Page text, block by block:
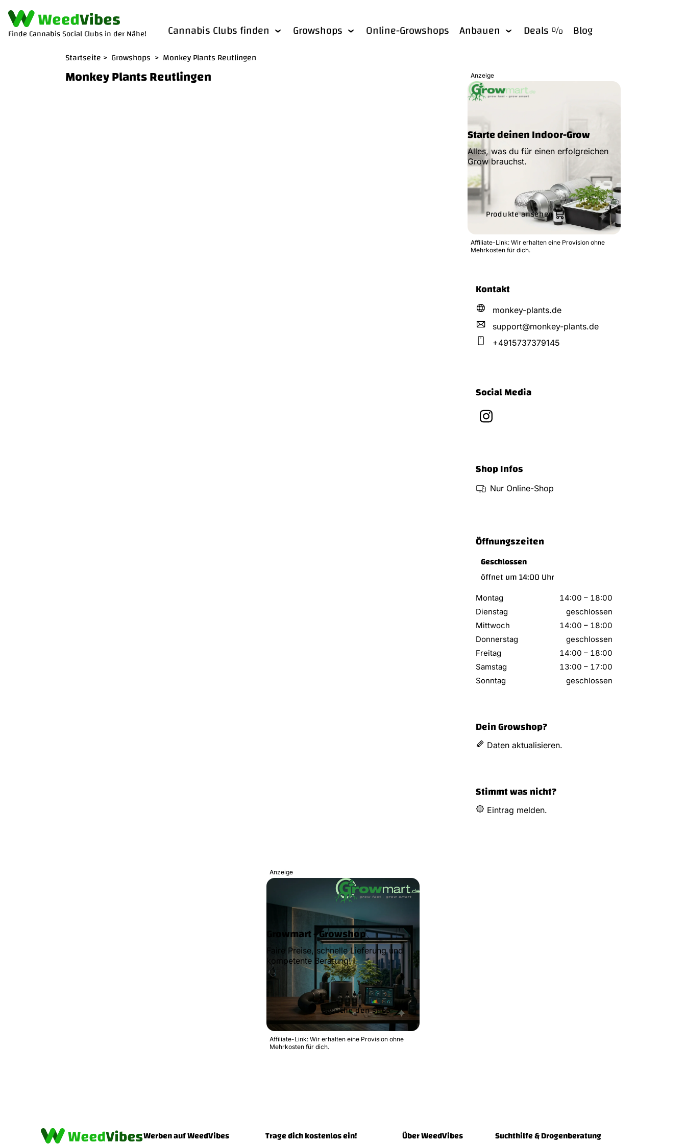
Finde Cannabis Social Clubs in der Nähe! Cannabis Clubs finden Growshops Online-Growshops Anbauen Deals % Blog
Startseite > Growshops > Monkey Plants Reutlingen
Monkey Plants Reutlingen Anzeige
Starte deinen Indoor-Grow
Alles, was du für einen erfolgreichen
Grow brauchst.
Produkte ansehen
Affiliate-Link: Wir erhalten eine Provision ohne
Mehrkosten für dich.
Kontakt
monkey-plants.de
support@monkey-plants.de
+4915737379145
Social Media
Shop Infos
Nur Online-Shop
Öffnungszeiten
Geschlossen
öffnet um 14:00 Uhr
Montag 14:00 – 18:00
Dienstag
geschlossen
Mittwoch
14:00 – 18:00
Donnerstag
geschlossen
Freitag
14:00 – 18:00
Samstag
13:00 – 17:00
Sonntag
geschlossen
Dein Growshop?
Daten aktualisieren.
Stimmt was nicht?
Eintrag melden.
Anzeige
Growmart - Growshop
Faire Preise, schnelle Lieferung und
kompetente Beratung!
Besuche den Shop
Affiliate-Link: Wir erhalten eine Provision ohne
Mehrkosten für dich.
Werben auf WeedVibes Trage dich kostenlos ein! Über WeedVibes Suchthilfe & Drogenberatung